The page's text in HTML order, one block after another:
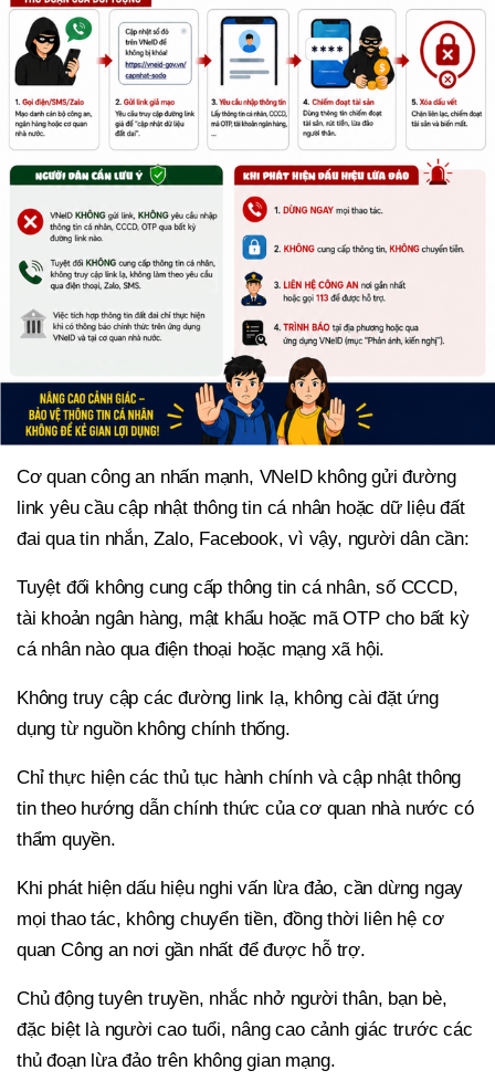
Cơ quan công an nhấn mạnh, VNeID không gửi đường
link yêu cầu cập nhật thông tin cá nhân hoặc dữ liệu đất
đai qua tin nhắn, Zalo, Facebook, vì vậy, người dân cần:
Tuyệt đối không cung cấp thông tin cá nhân, số CCCD,
tài khoản ngân hàng, mật khẩu hoặc mã OTP cho bất kỳ
cá nhân nào qua điện thoại hoặc mạng xã hội.
Không truy cập các đường link lạ, không cài đặt ứng
dụng từ nguồn không chính thống.
Chỉ thực hiện các thủ tục hành chính và cập nhật thông
tin theo hướng dẫn chính thức của cơ quan nhà nước có
thẩm quyền.
Khi phát hiện dấu hiệu nghi vấn lừa đảo, cần dừng ngay
mọi thao tác, không chuyển tiền, đồng thời liên hệ cơ
quan Công an nơi gần nhất để được hỗ trợ.
Chủ động tuyên truyền, nhắc nhở người thân, bạn bè,
đặc biệt là người cao tuổi, nâng cao cảnh giác trước các
thủ đoạn lừa đảo trên không gian mạng.